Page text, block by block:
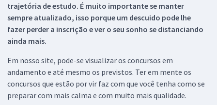
trajetória de estudo. É muito importante se manter
sempre atualizado, isso porque um descuido pode lhe
fazer perder a inscrição e ver o seu sonho se distanciando
ainda mais.
Em nosso site, pode-se visualizar os concursos em
andamento e até mesmo os previstos. Ter em mente os
concursos que estão por vir faz com que você tenha como se
preparar com mais calma e com muito mais qualidade.